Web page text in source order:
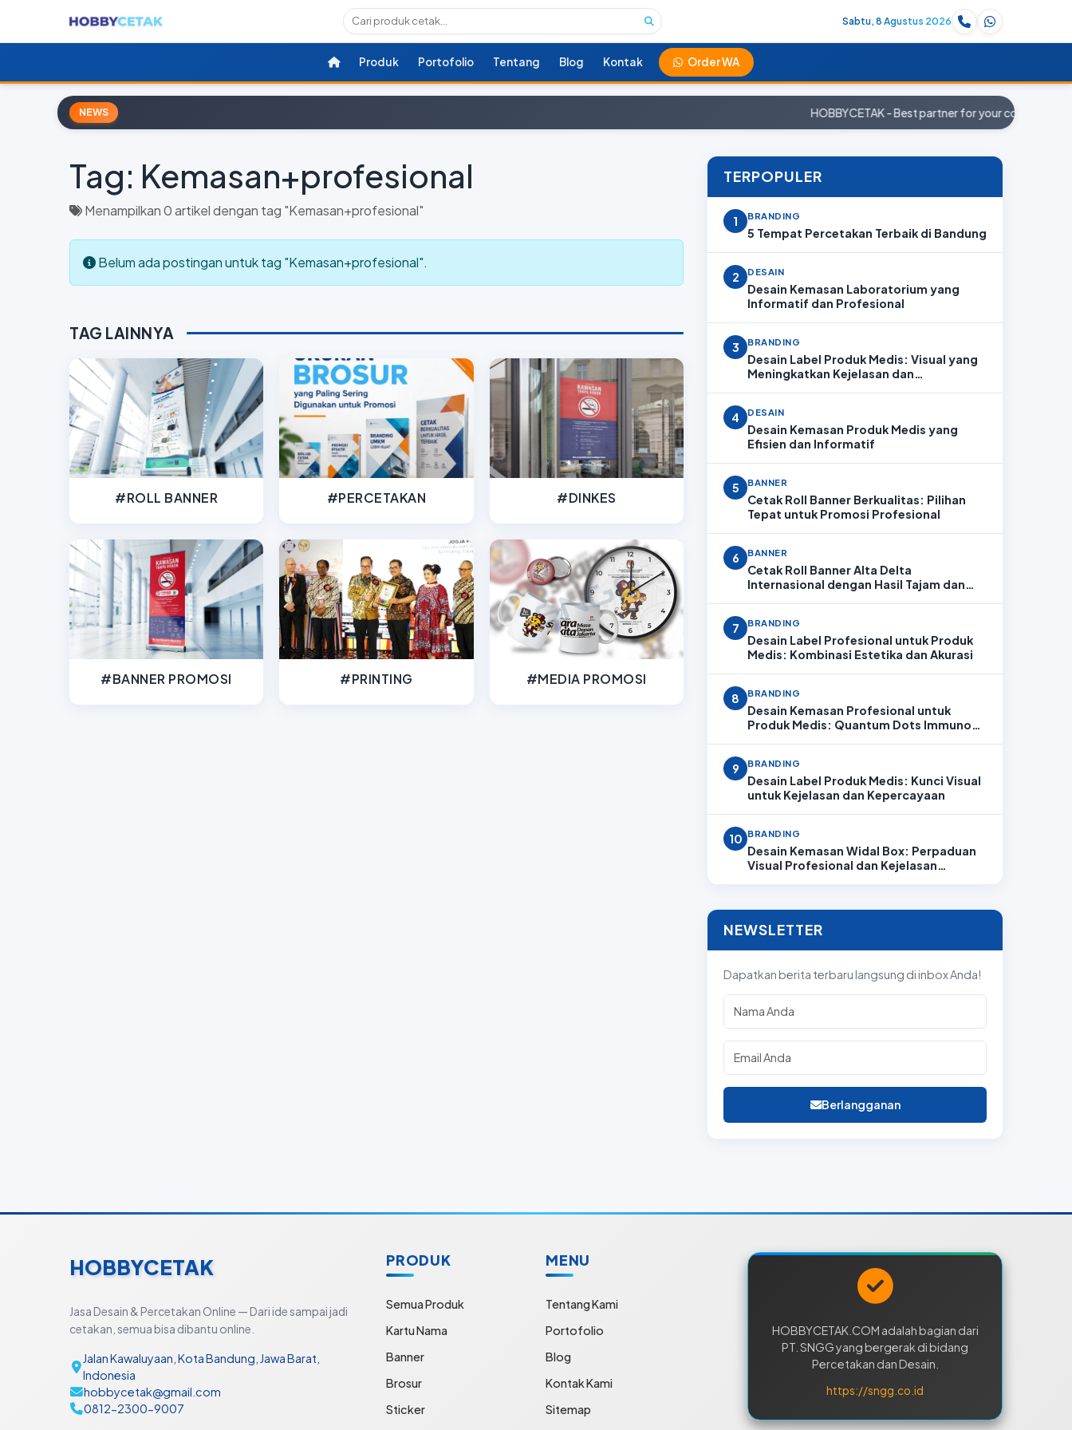
Sabtu, 8 Agustus 2026
Produk Portofolio Tentang Blog Kontak Order WA
NEWS HOBBYCETAK - Best partner for your company.
Tag: Kemasan+profesional
Menampilkan 0 artikel dengan tag "Kemasan+profesional"
Belum ada postingan untuk tag "Kemasan+profesional".
TAG LAINNYA
#ROLL BANNER #PERCETAKAN #DINKES
#BANNER PROMOSI #PRINTING #MEDIA PROMOSI
TERPOPULER
1 BRANDING
5 Tempat Percetakan Terbaik di Bandung
2 DESAIN
Desain Kemasan Laboratorium yang
Informatif dan Profesional
3 BRANDING
Desain Label Produk Medis: Visual yang
Meningkatkan Kejelasan dan
4 DESAIN
Desain Kemasan Produk Medis yang
Efisien dan Informatif
5 BANNER
Cetak Roll Banner Berkualitas: Pilihan
Tepat untuk Promosi Profesional
6 BANNER
Cetak Roll Banner Alta Delta
Internasional dengan Hasil Tajam dan
7 BRANDING
Desain Label Profesional untuk Produk
Medis: Kombinasi Estetika dan Akurasi
8 BRANDING
Desain Kemasan Profesional untuk
Produk Medis: Quantum Dots Immuno
9 BRANDING
Desain Label Produk Medis: Kunci Visual
untuk Kejelasan dan Kepercayaan
10 BRANDING
Desain Kemasan Widal Box: Perpaduan
Visual Profesional dan Kejelasan
NEWSLETTER
Dapatkan berita terbaru langsung di inbox Anda!
Berlangganan
HOBBYCETAK
Jasa Desain & Percetakan Online — Dari ide sampai jadi
cetakan, semua bisa dibantu online.
Jalan Kawaluyaan, Kota Bandung, Jawa Barat,
Indonesia
hobbycetak@gmail.com
0812-2300-9007
PRODUK
Semua Produk
Kartu Nama
Banner
Brosur
Sticker
MENU
Tentang Kami
Portofolio
Blog
Kontak Kami
Sitemap
HOBBYCETAK.COM adalah bagian dari
PT. SNGG yang bergerak di bidang
Percetakan dan Desain.
https://sngg.co.id